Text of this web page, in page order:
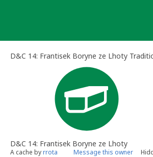
D&C 14: Frantisek Boryne ze Lhoty
D&C 14: Frantisek Boryne ze Lhoty
A cache byrrota Message this owner